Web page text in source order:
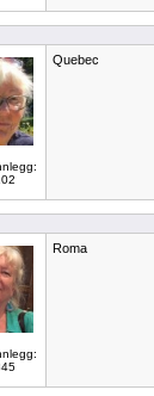
Quebec
Roma